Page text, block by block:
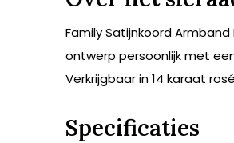
Family Satijnkoord
ontwerp persoonlijk met
Verkrijgbaar in 14 karaat
Specificaties